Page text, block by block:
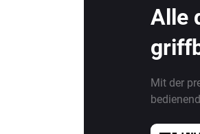
Alle
Mit der